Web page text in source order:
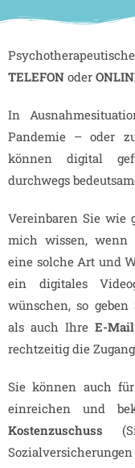
TELEFON oder
In
Pandemie – oder
können digital
durchwegs
Vereinbaren Sie wie
mich wissen, wenn
eine solche Art und
ein digitales
wünschen, so
als auch Ihre E-
rechtzeitig die
Sie können auch
einreichen und
Kostenzuschuss